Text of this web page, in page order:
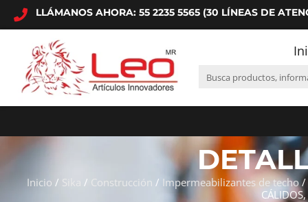
LLÁMANOS AHORA: 55 2235 5565 (30 LÍNEAS DE
Inicio / Sika / Construcción / Impermeabilizantes de techo/